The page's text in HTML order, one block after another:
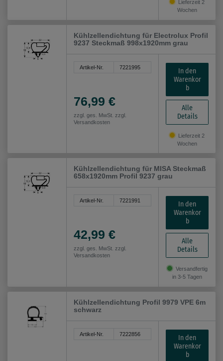
Lieferzeit 2
Wochen
Kühlzellendichtung für Electrolux Profil
9237 Steckmaß 998x1920mm grau
Artikel-Nr. 7221995
76,99 €
zzgl. ges. MwSt. zzgl.
Versandkosten
In den
Warenkor
b
Alle
Details
Lieferzeit 2
Wochen
Kühlzellendichtung für MISA Steckmaß
658x1920mm Profil 9237 grau
Artikel-Nr. 7221991
42,99 €
zzgl. ges. MwSt. zzgl.
Versandkosten
In den
Warenkor
b
Alle
Details
Versandfertig
in 3-5 Tagen
Kühlzellendichtung Profil 9979 VPE 6m
schwarz
Artikel-Nr. 7222856
In den
Warenkor
b